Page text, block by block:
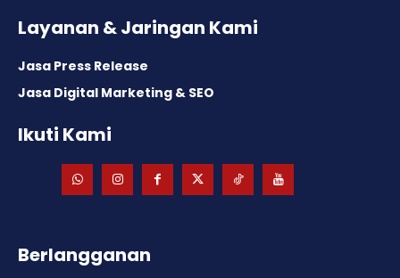
Layanan & Jaringan Kami
Jasa Press Release
Jasa Digital Marketing & SEO
Ikuti Kami
Berlangganan